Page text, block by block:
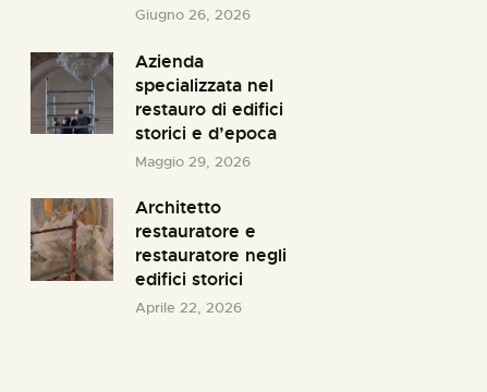
Giugno 26, 2026
Azienda
specializzata nel
restauro di edifici
storici e d’epoca
Maggio 29, 2026
Architetto
restauratore e
restauratore negli
edifici storici
Aprile 22, 2026